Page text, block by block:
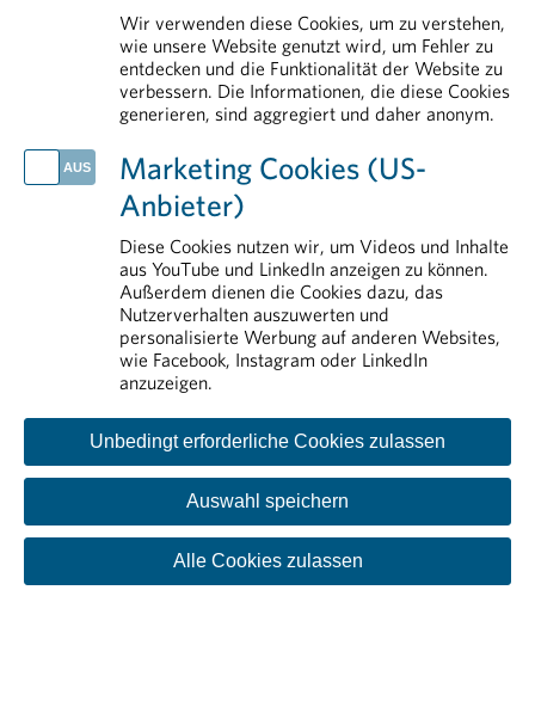
PHARMIG Daten & Fakten 2026
Großeinsatz gegen gefälschte Arzneimittel
Life Sciences in Österreich: Der Standort braucht Rückenwind
IM DETAIL
Transparenz
Arzneimittelsicherheit
Erstattung von Arzneimitteln
Rund um die Pharmaindustrie
Aus- und Weiterbildung
Impressum
Disclaimer
Datenschutzinformation
Cookie-Einstellungen
Wir verwenden diese Cookies, um zu verstehen,
wie unsere Website genutzt wird, um Fehler zu
entdecken und die Funktionalität der Website zu
verbessern. Die Informationen, die diese Cookies
generieren, sind aggregiert und daher anonym.
Marketing Cookies (US-
Anbieter)
Diese Cookies nutzen wir, um Videos und Inhalte
aus YouTube und LinkedIn anzeigen zu können.
Außerdem dienen die Cookies dazu, das
Nutzerverhalten auszuwerten und
personalisierte Werbung auf anderen Websites,
wie Facebook, Instagram oder LinkedIn
anzuzeigen.
Unbedingt erforderliche Cookies zulassen
Auswahl speichern
Alle Cookies zulassen